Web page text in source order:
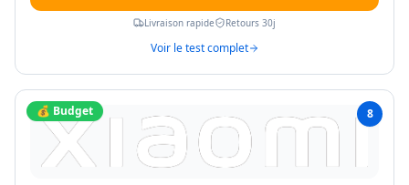
Livraison rapide Retours 30j
Voir le test complet
💰 Budget 8